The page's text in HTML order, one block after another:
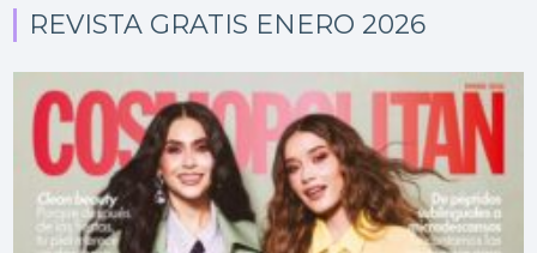
REVISTA GRATIS ENERO 2026